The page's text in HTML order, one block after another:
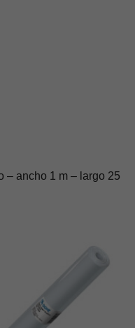
– ancho 1 m – largo 25